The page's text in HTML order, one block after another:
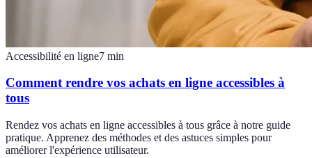
Accessibilité en ligne7 min
Comment rendre vos achats en ligne accessibles à
tous
Rendez vos achats en ligne accessibles à tous grâce à notre guide
pratique. Apprenez des méthodes et des astuces simples pour
améliorer l'expérience utilisateur.